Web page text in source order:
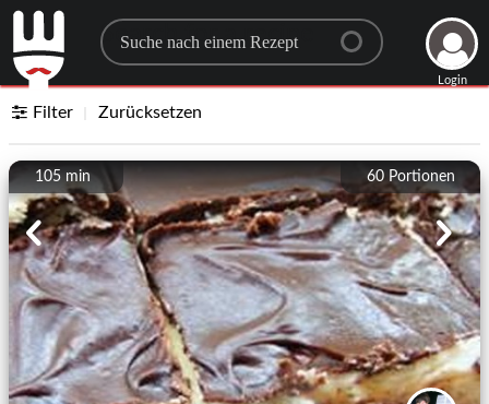
Search for a recipe
Login
Filter Zurücksetzen
60 Portionen
105 min